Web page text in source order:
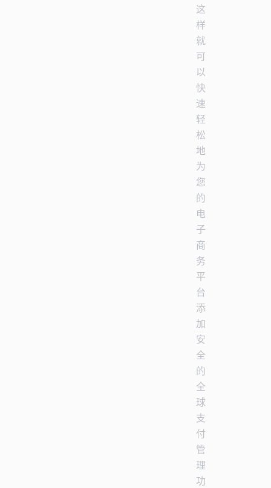
这
样
就
可
以
快
速
轻
松
地
为
您
的
电
子
商
务
平
台
添
加
安
全
的
全
球
支
付
管
理
功